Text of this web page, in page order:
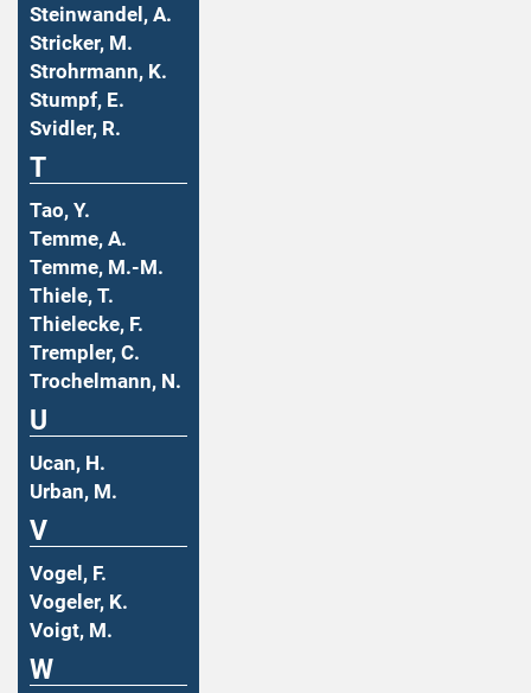
Steinwandel, A.
Stricker, M.
Strohrmann, K.
Stumpf, E.
Svidler, R.
T
Tao, Y.
Temme, A.
Temme, M.-M.
Thiele, T.
Thielecke, F.
Trempler, C.
Trochelmann, N.
U
Ucan, H.
Urban, M.
V
Vogel, F.
Vogeler, K.
Voigt, M.
W